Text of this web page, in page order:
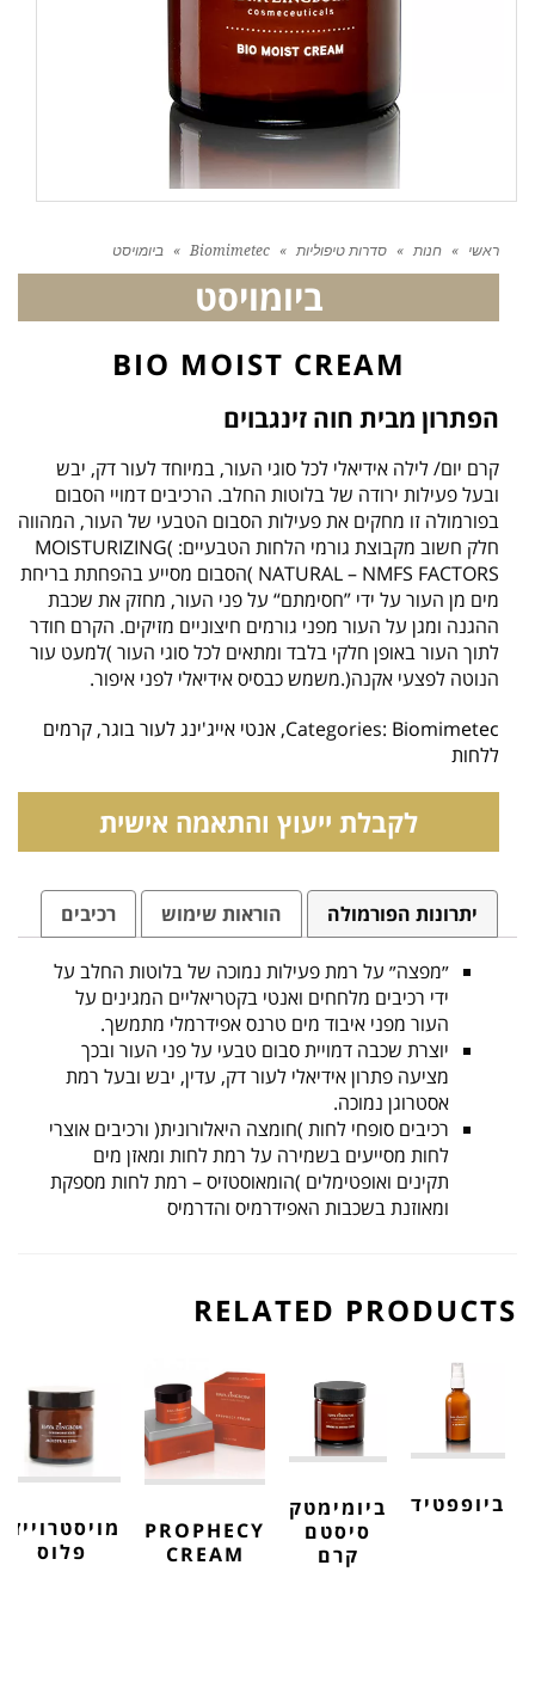
ראשי » חנות » סדרות טיפוליות »
Biomimetec
» ביומויסט
ביומויסט
BIO MOIST CREAM
הפתרון מבית חוה זינגבוים
קרם יום/ לילה אידיאלי לכל סוגי העור, במיוחד לעור דק, יבש
ובעל פעילות ירודה של בלוטות החלב. הרכיבים דמויי הסבום
בפורמולה זו מחקים את פעילות הסבום הטבעי של העור, המהווה
חלק חשוב מקבוצת גורמי הלחות הטבעיים: )MOISTURIZING
NATURAL – NMFS FACTORS )הסבום מסייע בהפחתת בריחת
מים מן העור על ידי ”חסימתם“ על פני העור, מחזק את שכבת
ההגנה ומגן על העור מפני גורמים חיצוניים מזיקים. הקרם חודר
לתוך העור באופן חלקי בלבד ומתאים לכל סוגי העור )למעט עור
הנוטה לפצעי אקנה(.משמש כבסיס אידיאלי לפני איפור.
Categories: Biomimetec
, אנטי אייג'ינג לעור בוגר, קרמים
ללחות
לקבלת ייעוץ והתאמה אישית
יתרונות הפורמולה הוראות שימוש רכיבים
״מפצה״ על רמת פעילות נמוכה של בלוטות החלב על
ידי רכיבים מלחחים ואנטי בקטריאליים המגינים על
העור מפני איבוד מים טרנס אפידרמלי מתמשך.
יוצרת שכבה דמויית סבום טבעי על פני העור ובכך
מציעה פתרון אידיאלי לעור דק, עדין, יבש ובעל רמת
אסטרוגן נמוכה.
רכיבים סופחי לחות )חומצה היאלורונית( ורכיבים אוצרי
לחות מסייעים בשמירה על רמת לחות ומאזן מים
תקינים ואופטימלים )הומאוסטזיס – רמת לחות מספקת
ומאוזנת בשכבות האפידרמיס והדרמיס
RELATED PRODUCTS
ביופפטיד
ביומימטק
סיסטם
קרם
PROPHECY
CREAM
מויסטרוייזר
פלוס